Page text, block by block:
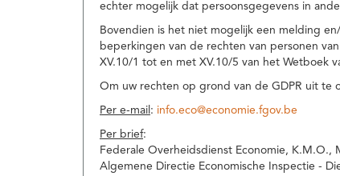
echter mogelijk dat persoonsgegevens in
Bovendien is het niet mogelijk een melding
beperkingen van de rechten van personen
XV.10/1 tot en met XV.10/5 van het Wetboek
Om uw rechten op grond van de GDPR uit te
Per e-mail : info.eco@economie.fgov.be
Per brief:
Federale Overheidsdienst Economie, K.M.O.,
Algemene Directie Economische Inspectie -